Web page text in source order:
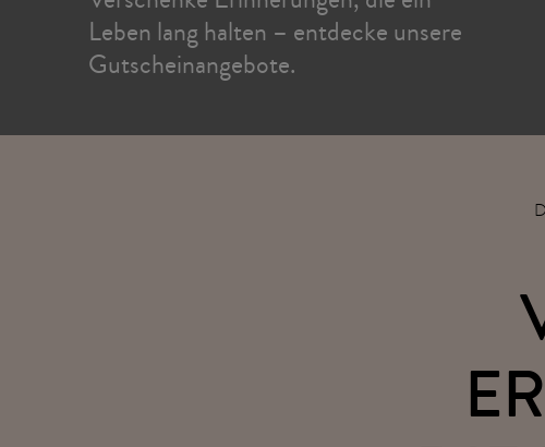
Leben lang halten – entdecke unsere
Gutscheinangebote.